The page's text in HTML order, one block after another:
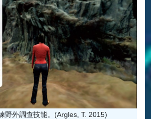
野外調查技能。(Argles, T. 2015)